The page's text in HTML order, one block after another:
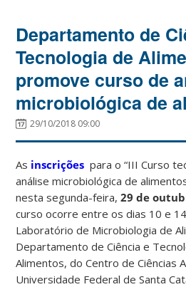
Departamento de
Tecnologia de
promove curso de
microbiológica de
29/10/2018 09:00
As inscrições para o “III Curso
análise microbiológica de
nesta segunda-feira,29 de
curso ocorre entre os dias 10 e
Laboratório de Microbiologia de
Departamento de Ciência e
Alimentos, do Centro de Ciências
Universidade Federal de Santa